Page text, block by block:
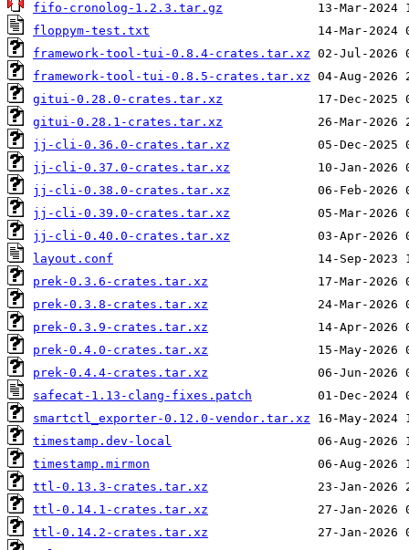
fifo-cronolog-1.2.3.tar.gz
floppym-test.txt
framework-tool-tui-0.8.4-crates.tar.xz
framework-tool-tui-0.8.5-crates.tar.xz
gitui-0.28.0-crates.tar.xz
gitui-0.28.1-crates.tar.xz
jj-cli-0.36.0-crates.tar.xz
jj-cli-0.37.0-crates.tar.xz
jj-cli-0.38.0-crates.tar.xz
jj-cli-0.39.0-crates.tar.xz
jj-cli-0.40.0-crates.tar.xz
layout.conf
prek-0.3.6-crates.tar.xz
prek-0.3.8-crates.tar.xz
prek-0.3.9-crates.tar.xz
prek-0.4.0-crates.tar.xz
prek-0.4.4-crates.tar.xz
safecat-1.13-clang-fixes.patch
smartctl_exporter-0.12.0-vendor.tar.xz
timestamp.dev-local
timestamp.mirmon
ttl-0.13.3-crates.tar.xz
ttl-0.14.1-crates.tar.xz
ttl-0.14.2-crates.tar.xz